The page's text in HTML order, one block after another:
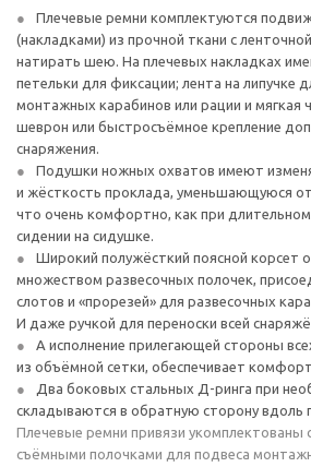
Плечевые ремни комплектуются
(накладками) из прочной ткани с
натирать шею. На плечевых накладках
петельки для фиксации; лента на липучке
монтажных карабинов или рации и мягкая
шеврон или быстросъёмное крепление
снаряжения.
Подушки ножных охватов имеют
и жёсткость проклада, уменьшающуюся
что очень комфортно, как при длительном
сидении на сидушке.
Широкий полужёсткий поясной корсет
множеством развесочных полочек,
слотов и «прорезей» для развесочных
И даже ручкой для переноски всей
А исполнение прилегающей стороны
из объёмной сетки, обеспечивает
Два боковых стальных Д-ринга при
складываются в обратную сторону вдоль
Плечевые ремни привязи укомплектованы
съёмными полочками для подвеса